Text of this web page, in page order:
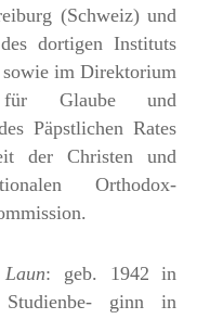
(Schweiz) und
dortigen Instituts
im Direktorium
für Glaube und
Päpstlichen Rates
der Christen und
Orthodox-
: geb. 1942 in
ginn in